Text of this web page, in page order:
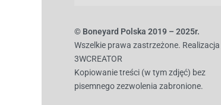
© Boneyard Polska 2019 – 2025r.
Wszelkie prawa zastrzeżone. Realizacja
3WCREATOR
Kopiowanie treści (w tym zdjęć) bez
pisemnego zezwolenia zabronione.